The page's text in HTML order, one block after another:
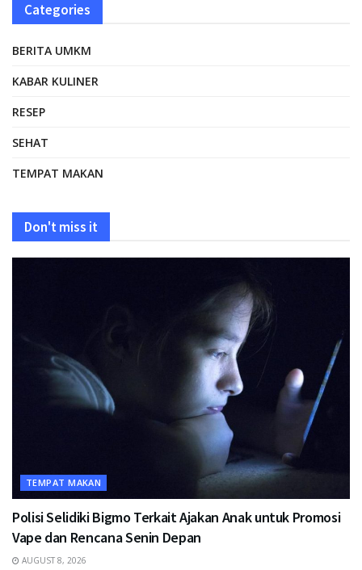
Categories
BERITA UMKM
KABAR KULINER
RESEP
SEHAT
TEMPAT MAKAN
Don't miss it
TEMPAT MAKAN
Polisi Selidiki Bigmo Terkait Ajakan Anak untuk Promosi
Vape dan Rencana Senin Depan
AUGUST 8, 2026